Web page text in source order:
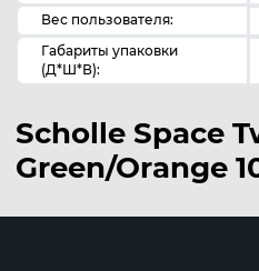
Вес пользователя:
Габариты упаковки
(Д*Ш*В):
Scholle Space
Green/Orange